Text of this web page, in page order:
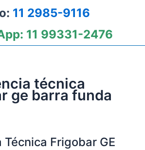
11 2985-9116
11 99331-2476
técnica
ge barra funda
Frigobar GE